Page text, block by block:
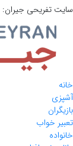
سایت تفریحی جیران:
خانه
آشپزی
بازیگران
تعبیر خواب
خانواده